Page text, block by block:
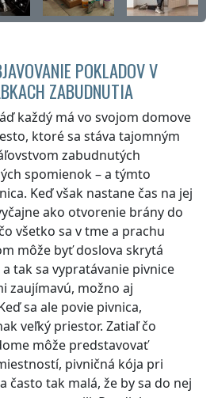
POKLADOV V
ZABUDNUTIA
každý má vo svojom domove
ktoré sa stáva tajomným
zabudnutých
spomienok – a týmto
Keď však nastane čas na jej
ako otvorenie brány do
všetko sa v tme a prachu
môže byť doslova skrytá
tak sa vypratávanie pivnice
zaujímavú, možno aj
sa ale povie pivnica,
veľký priestor. Zatiaľ čo
môže predstavovať
pivničná kója pri
často tak malá, že by sa do nej